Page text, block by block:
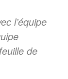
l’équipe
de